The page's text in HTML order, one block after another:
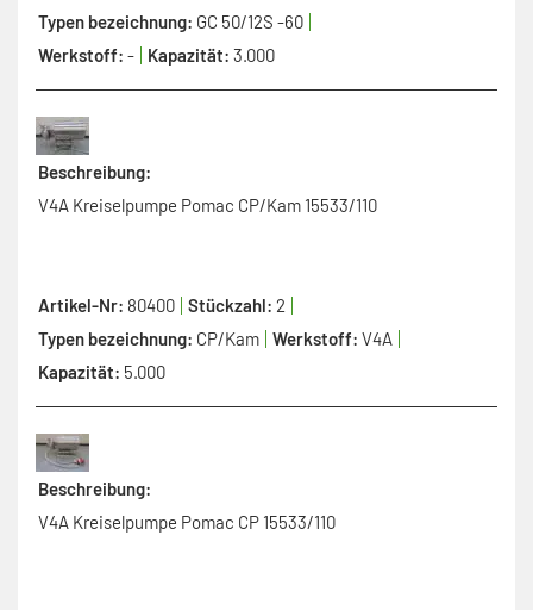
Typen bezeichnung: GC 50/12S -60
Werkstoff: - Kapazität: 3.000
Beschreibung:
V4A Kreiselpumpe Pomac CP/Kam 15533/110
Artikel-Nr: 80400 Stückzahl: 2
Typen bezeichnung: CP/Kam Werkstoff: V4A
Kapazität: 5.000
Beschreibung:
V4A Kreiselpumpe Pomac CP 15533/110